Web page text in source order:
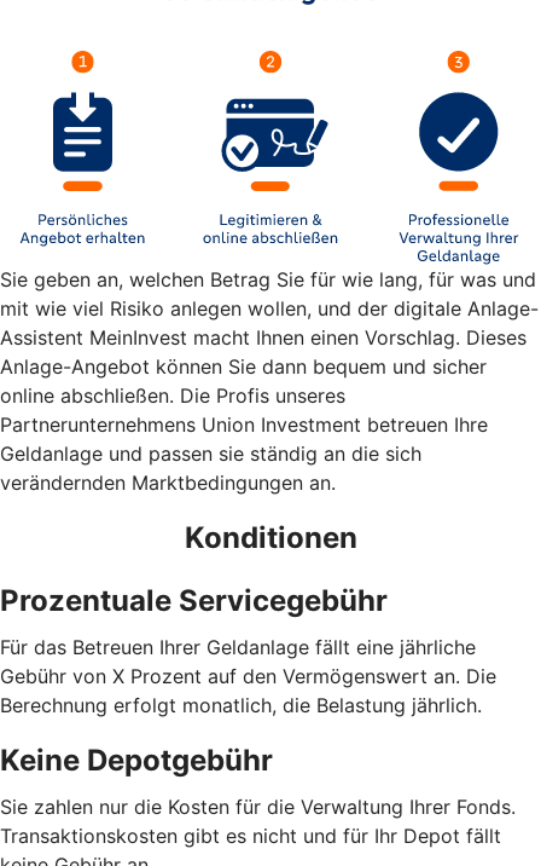
Sie geben an, welchen Betrag Sie für wie lang, für was und
mit wie viel Risiko anlegen wollen, und der digitale Anlage-
Assistent MeinInvest macht Ihnen einen Vorschlag. Dieses
Anlage-Angebot können Sie dann bequem und sicher
online abschließen. Die Profis unseres
Partnerunternehmens Union Investment betreuen Ihre
Geldanlage und passen sie ständig an die sich
verändernden Marktbedingungen an.
Konditionen
Prozentuale Servicegebühr
Für das Betreuen Ihrer Geldanlage fällt eine jährliche
Gebühr von X Prozent auf den Vermögenswert an. Die
Berechnung erfolgt monatlich, die Belastung jährlich.
Keine Depotgebühr
Sie zahlen nur die Kosten für die Verwaltung Ihrer Fonds.
Trans­aktions­kosten gibt es nicht und für Ihr Depot fällt